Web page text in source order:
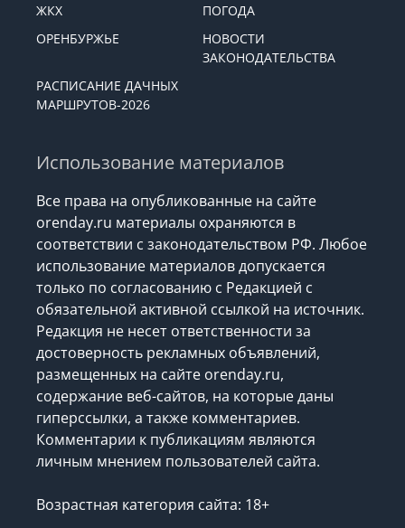
ЖКХ
ПОГОДА
ОРЕНБУРЖЬЕ
НОВОСТИ
ЗАКОНОДАТЕЛЬСТВА
РАСПИСАНИЕ ДАЧНЫХ
МАРШРУТОВ-2026
Использование материалов
Все права на опубликованные на сайте
orenday.ru материалы охраняются в
соответствии с законодательством РФ. Любое
использование материалов допускается
только по согласованию с Редакцией с
обязательной активной ссылкой на источник.
Редакция не несет ответственности за
достоверность рекламных объявлений,
размещенных на сайте orenday.ru,
содержание веб-сайтов, на которые даны
гиперссылки, а также комментариев.
Комментарии к публикациям являются
личным мнением пользователей сайта.
Возрастная категория сайта: 18+